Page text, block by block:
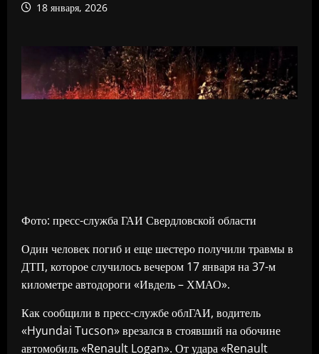
18 января, 2026
Фото: пресс-служба ГАИ Свердловской области
Один человек погиб и еще шестеро получили травмы в
ДТП, которое случилось вечером 17 января на 37-м
километре автодороги «Ивдель – ХМАО».
Как сообщили в пресс-службе облГАИ, водитель
«Hyundai Tucson» врезался в стоявший на обочине
автомобиль «Renault Logan». От удара «Renault